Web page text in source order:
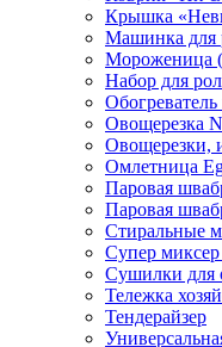
Крышка
Машинка для
Мороженица
Набор для
Овощерезка
Овощерезки,
Омлетница
Паровая
Паровая
Стиральные
Супер
Сушилки для
Тележка
Тендерайзер